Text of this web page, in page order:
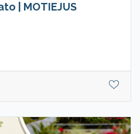
| MOTIEJUS